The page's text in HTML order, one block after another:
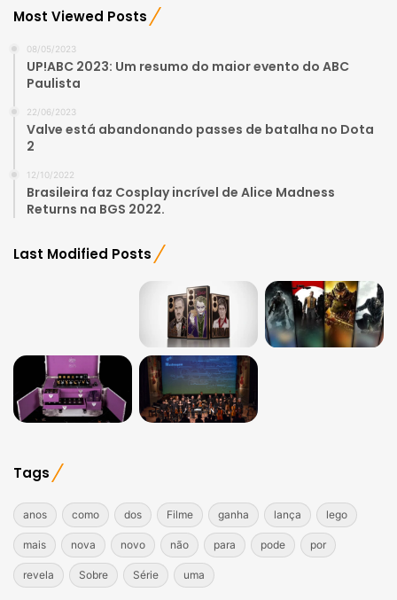
Most Viewed Posts
08/05/2023
UP!ABC 2023: Um resumo do maior evento do ABC
Paulista
22/06/2023
Valve está abandonando passes de batalha no Dota
2
12/10/2022
Brasileira faz Cosplay incrível de Alice Madness
Returns na BGS 2022.
Last Modified Posts
Tags
anos como dos Filme ganha lança lego
mais nova novo não para pode por
revela Sobre Série uma